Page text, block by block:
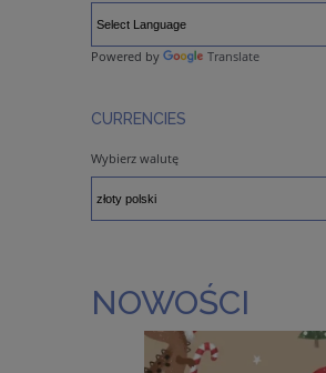
Powered by Translate
CURRENCIES
Wybierz walutę
NOWOŚCI